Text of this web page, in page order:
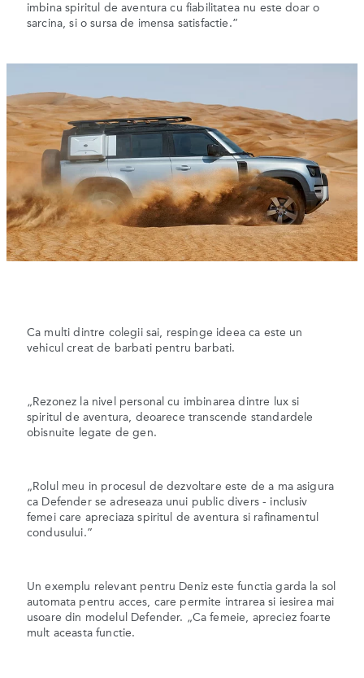
imbina spiritul de aventura cu fiabilitatea nu este doar o
sarcina, si o sursa de imensa satisfactie.”
Ca multi dintre colegii sai, respinge ideea ca este un
vehicul creat de barbati pentru barbati.
„Rezonez la nivel personal cu imbinarea dintre lux si
spiritul de aventura, deoarece transcende standardele
obisnuite legate de gen.
„Rolul meu in procesul de dezvoltare este de a ma asigura
ca Defender se adreseaza unui public divers - inclusiv
femei care apreciaza spiritul de aventura si rafinamentul
condusului.”
Un exemplu relevant pentru Deniz este functia garda la sol
automata pentru acces, care permite intrarea si iesirea mai
usoare din modelul Defender. „Ca femeie, apreciez foarte
mult aceasta functie.